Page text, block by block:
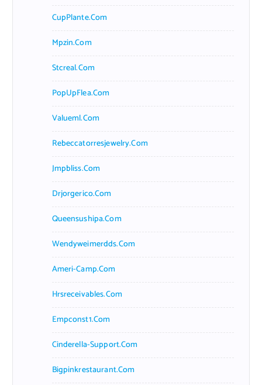
CupPlante.com
Mpzin.com
Stcreal.com
PopUpFlea.com
Valueml.com
Rebeccatorresjewelry.com
Jmpbliss.com
Drjorgerico.com
Queensushipa.com
Wendyweimerdds.com
Ameri-Camp.com
Hrsreceivables.com
Empconst1.com
Cinderella-Support.com
Bigpinkrestaurant.com